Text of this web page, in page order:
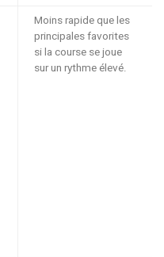
Moins rapide que les
principales favorites
si la course se joue
sur un rythme élevé.